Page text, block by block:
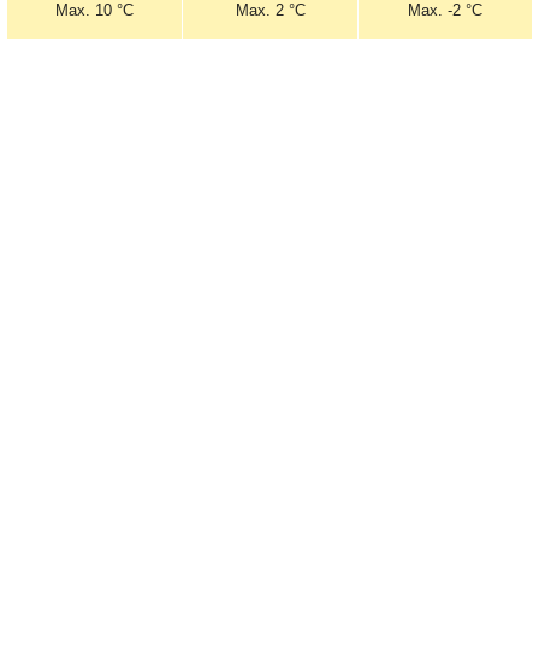
Max. 10 °C Max. 2 °C Max. -2 °C